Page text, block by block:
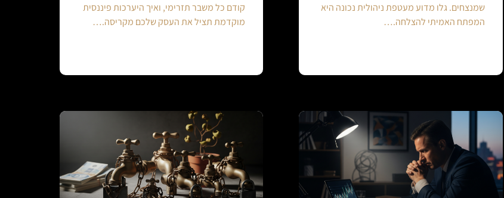
שמנצחים. גלו מדוע מעטפת ניהולית נכונה היא
המפתח האמיתי להצלחה.…
קודם כל משבר תזרימי, ואיך היערכות פיננסית
מוקדמת תציל את העסק שלכם מקריסה.…